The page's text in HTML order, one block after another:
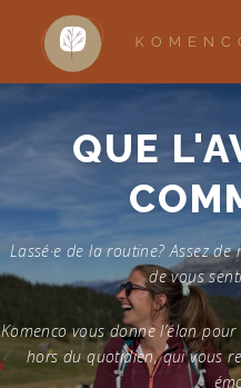
contenu
ACCUEIL
RANDONNÉES
QUI SUIS-JE ?
QUE
Lassé·e de la routine? Assez
de vous
Komenco vous donne l’élan
hors du quotidien, qui vous